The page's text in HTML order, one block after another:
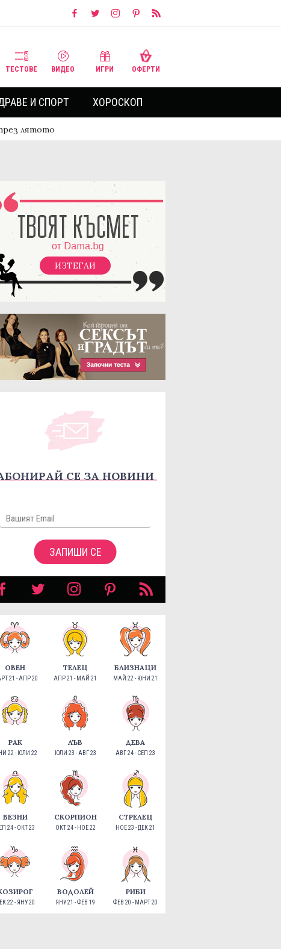
ТЕСТОВЕ ВИДЕО ИГРИ ОФЕРТИ
И СПОРТ ХОРОСКОП
лятото
ИЗТЕГЛИ
СЕ ЗА НОВИНИ
ЗАПИШИ СЕ
ОВЕН
21 - АПР 20
ТЕЛЕЦ
АПР 21 - МАЙ 21
БЛИЗНАЦИ
МАЙ 22 - ЮНИ 21
РАК
22 - ЮЛИ 22
ЛЪВ
ЮЛИ 23 - АВГ 23
ДЕВА
АВГ 24 - СЕП 23
ВЕЗНИ
24 - ОКТ 23
СКОРПИОН
ОКТ 24 - НОЕ 22
СТРЕЛЕЦ
НОЕ 23 - ДЕК 21
22 - ЯНУ 20
ВОДОЛЕЙ
ЯНУ 21 - ФЕВ 19
РИБИ
ФЕВ 20 - МАРТ 20